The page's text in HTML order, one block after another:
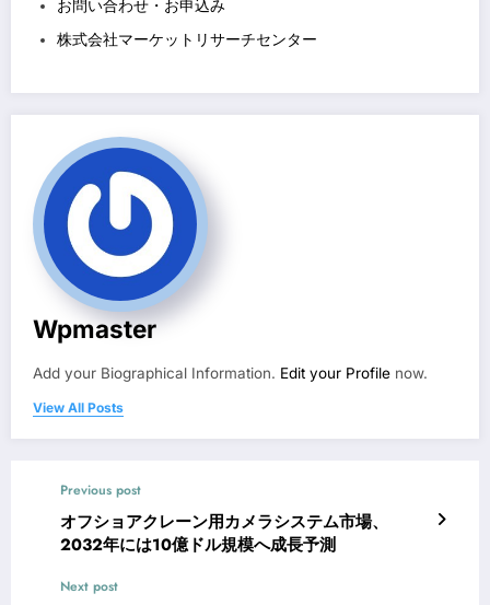
お問い合わせ・お申込み
株式会社マーケットリサーチセンター
Wpmaster
Add your Biographical Information. Edit your Profile now.
View All Posts
Previous post
オフショアクレーン用カメラシステム市場、
2032年には10億ドル規模へ成長予測
Next post